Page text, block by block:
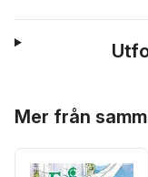
Mer från